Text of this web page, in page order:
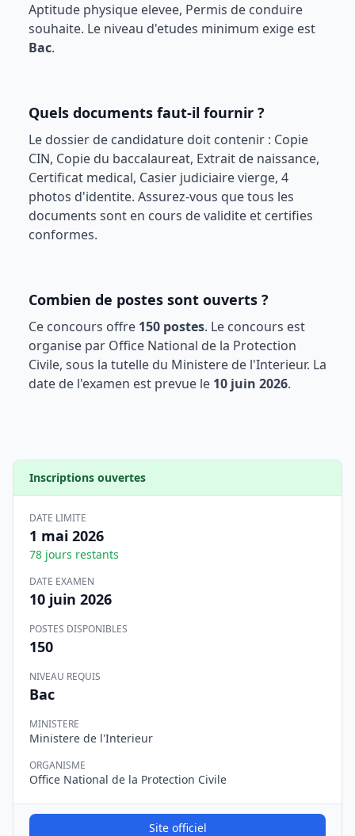
Aptitude physique elevee, Permis de conduire
souhaite. Le niveau d'etudes minimum exige est
Bac.
Quels documents faut-il fournir ?
Le dossier de candidature doit contenir : Copie
CIN, Copie du baccalaureat, Extrait de naissance,
Certificat medical, Casier judiciaire vierge, 4
photos d'identite. Assurez-vous que tous les
documents sont en cours de validite et certifies
conformes.
Combien de postes sont ouverts ?
Ce concours offre 150 postes. Le concours est
organise par Office National de la Protection
Civile, sous la tutelle du Ministere de l'Interieur. La
date de l'examen est prevue le 10 juin 2026.
Inscriptions ouvertes
DATE LIMITE
1 mai 2026
78 jours restants
DATE EXAMEN
10 juin 2026
POSTES DISPONIBLES
150
NIVEAU REQUIS
Bac
MINISTERE
Ministere de l'Interieur
ORGANISME
Office National de la Protection Civile
Site officiel